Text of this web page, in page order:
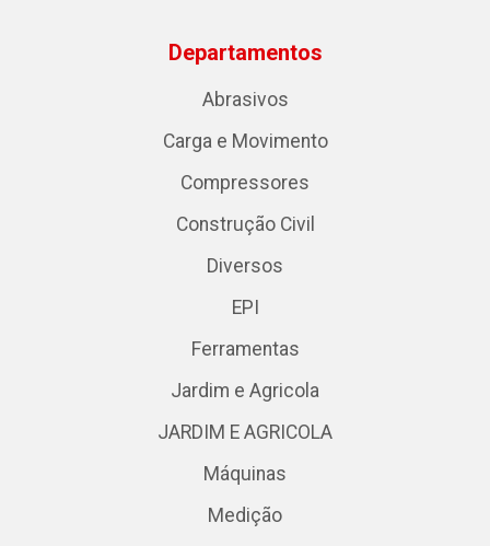
Departamentos
Abrasivos
Carga e Movimento
Compressores
Construção Civil
Diversos
EPI
Ferramentas
Jardim e Agricola
JARDIM E AGRICOLA
Máquinas
Medição